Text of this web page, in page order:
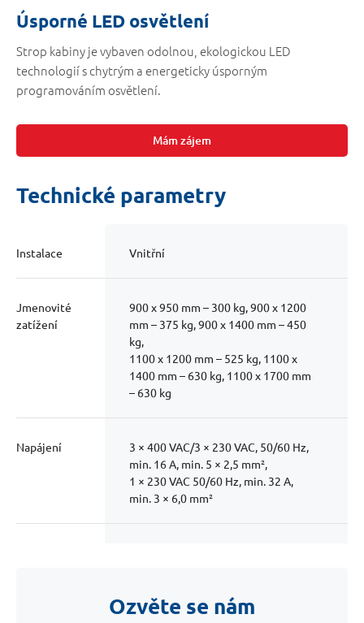
Úsporné LED osvětlení
Strop kabiny je vybaven odolnou, ekologickou LED
technologií s chytrým a energeticky úsporným
programováním osvětlení.
Mám zájem
Technické parametry
Instalace Vnitřní
Jmenovité
zatížení
900 x 950 mm – 300 kg, 900 x 1200
mm – 375 kg, 900 x 1400 mm – 450
kg,
1100 x 1200 mm – 525 kg, 1100 x
1400 mm – 630 kg, 1100 x 1700 mm
– 630 kg
Napájení
3 × 400 VAC/3 × 230 VAC, 50/60 Hz,
min. 16 A, min. 5 × 2,5 mm²,
1 × 230 VAC 50/60 Hz, min. 32 A,
min. 3 × 6,0 mm²
Horní patro 2500 mm
Ozvěte se nám